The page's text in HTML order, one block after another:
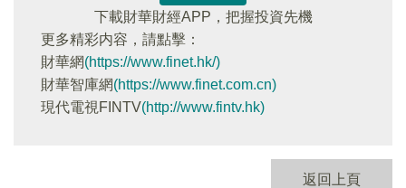
下載財華財經APP，把握投資先機
更多精彩内容，請點擊：
財華網(https://www.finet.hk/)
財華智庫網(https://www.finet.com.cn)
現代電視FINTV(http://www.fintv.hk)
返回上頁